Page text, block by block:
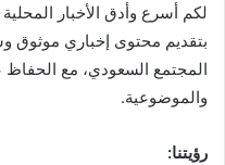
لكم أسرع وأدق الأخبار
بتقديم محتوى إخباري موثوق
المجتمع السعودي، مع الحفاظ
والموضوعية.
رؤيتنا: